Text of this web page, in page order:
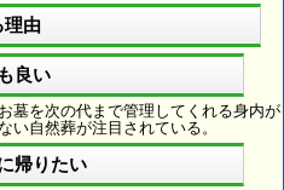
理由
良い
墓を次の代まで管理してくれる身内が
い自然葬が注目されている。
帰りたい